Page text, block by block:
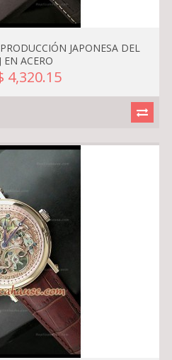
JAPONESA DEL
EN ACERO
4,320.15